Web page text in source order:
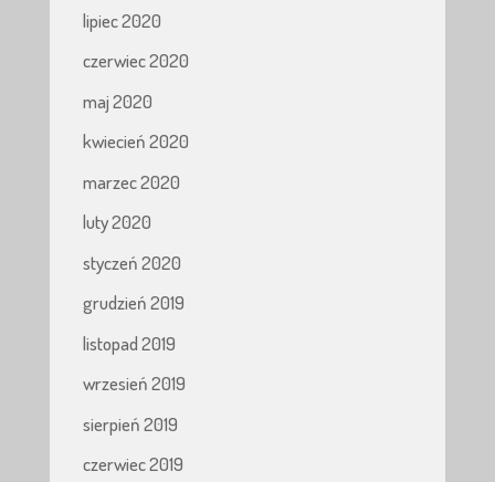
lipiec 2020
czerwiec 2020
maj 2020
kwiecień 2020
marzec 2020
luty 2020
styczeń 2020
grudzień 2019
listopad 2019
wrzesień 2019
sierpień 2019
czerwiec 2019